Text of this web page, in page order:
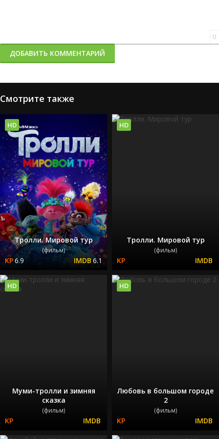
0
ДОБАВИТЬ КОММЕНТАРИЙ
Смотрите также
Тролли. Мировой тур
(фильм)
6.9 6.1
HD
Тролли. Мировой тур
(фильм)
HD
Муми-тролли и зимняя
сказка
(фильм)
HD
Любовь в большом городе
2
(фильм)
HD